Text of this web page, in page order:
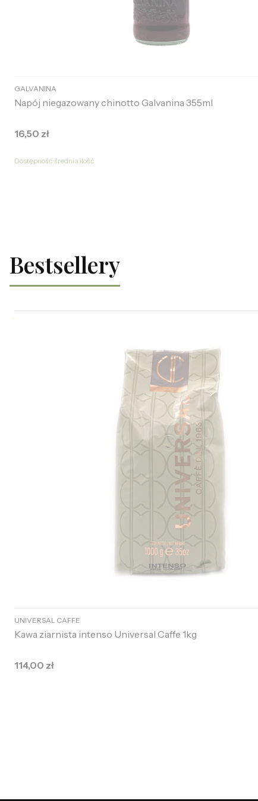
GALVANINA
Napój niegazowany chinotto Galvanina 355ml
Cena
16,50 zł
Dostępność:średnia ilość
Bestsellery
UNIVERSAL CAFFE
Kawa ziarnista intenso Universal Caffe 1kg
Cena
114,00 zł